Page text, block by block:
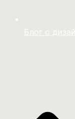
Блог о